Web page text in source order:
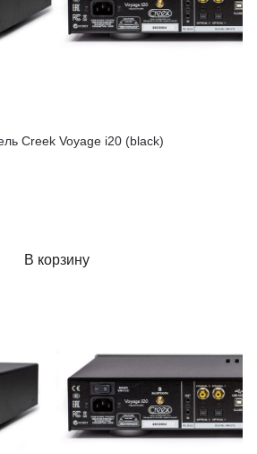
Creek Voyage i20 (black)
В корзину